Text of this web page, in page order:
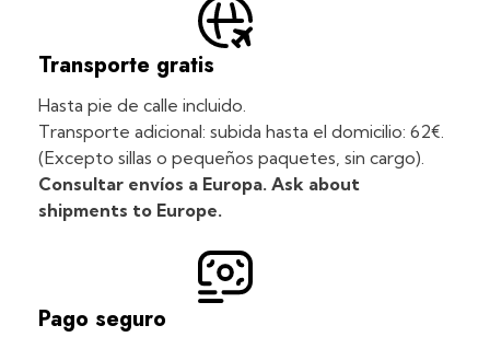
Transporte gratis
Hasta pie de calle incluido.
Transporte adicional: subida hasta el domicilio: 62€.
(Excepto sillas o pequeños paquetes, sin cargo).
Consultar envíos a Europa. Ask about
shipments to Europe.
Pago seguro